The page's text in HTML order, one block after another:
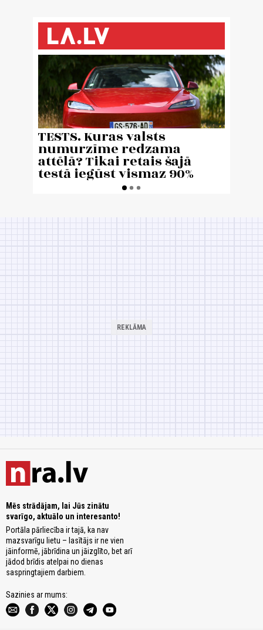
Mēs strādājam, lai Jūs zinātu
svarīgo, aktuālo un interesanto!
Portāla pārliecība ir tajā, ka nav
mazsvarīgu lietu – lasītājs ir ne vien
jāinformē, jābrīdina un jāizglīto, bet arī
jādod brīdis atelpai no dienas
saspringtajiem darbiem.
Sazinies ar mums: